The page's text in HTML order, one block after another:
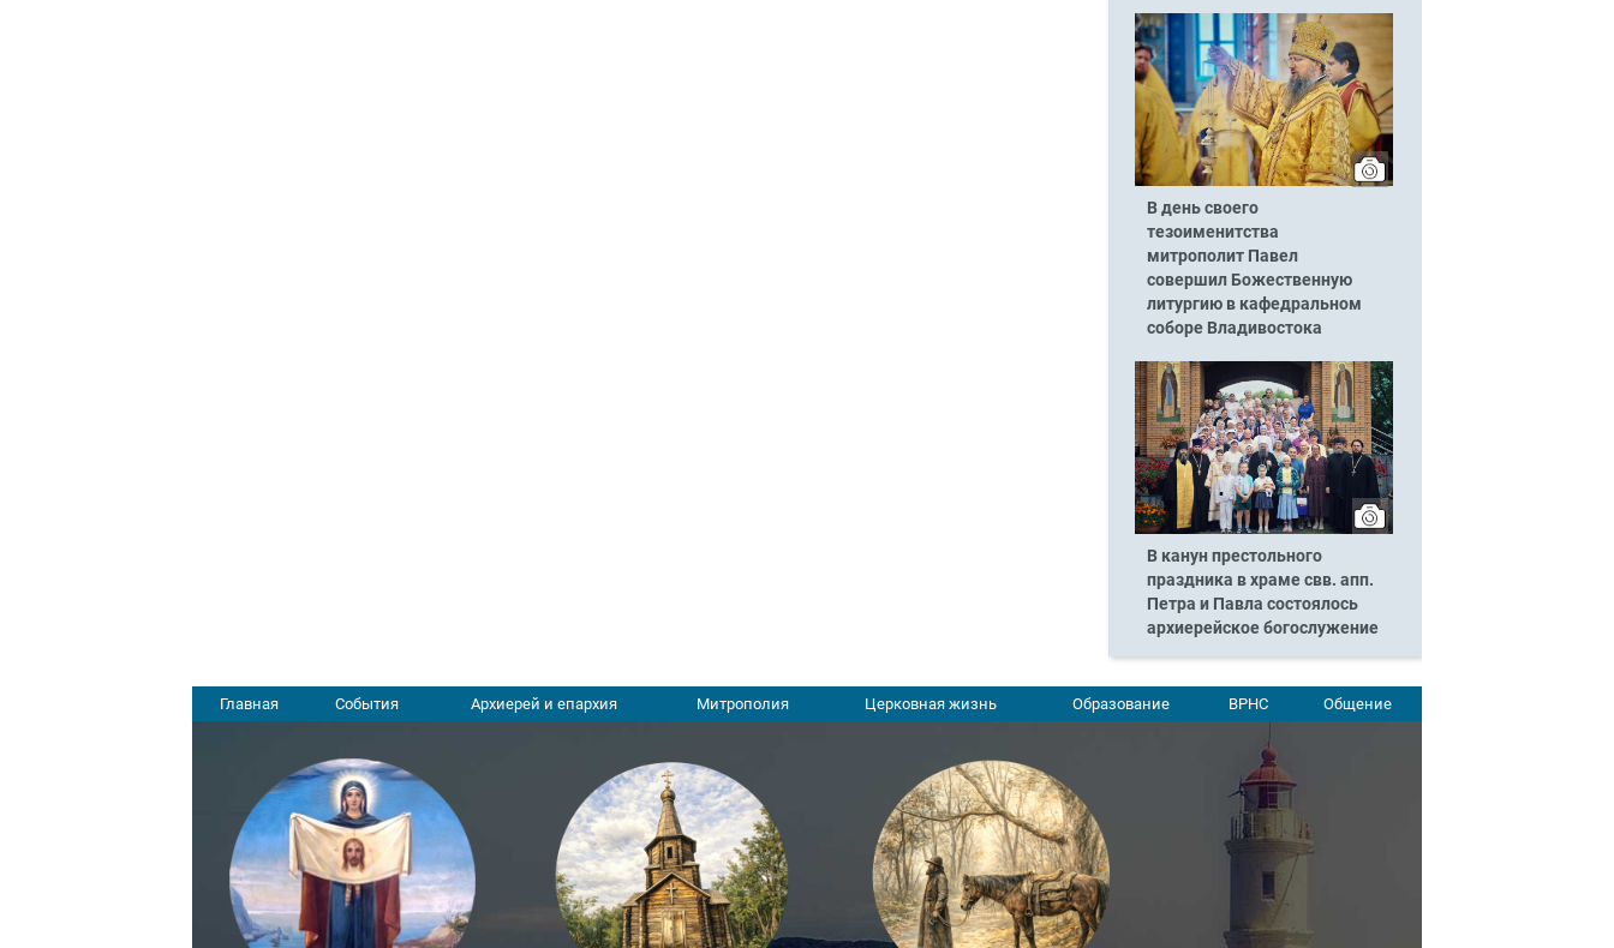
В день своего
тезоименитства
митрополит Павел
совершил Божественную
литургию в кафедральном
соборе Владивостока
В канун престольного
праздника в храме свв. апп.
Петра и Павла состоялось
архиерейское богослужение
Главная События Архиерей и епархия Митрополия Церковная жизнь Образование ВРНС Общение